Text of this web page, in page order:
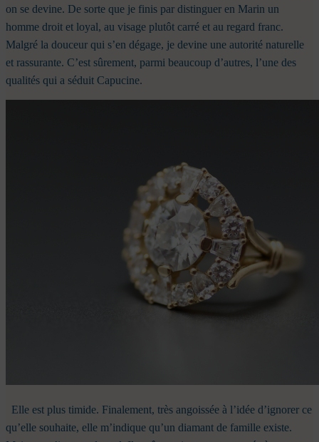
on se devine. De sorte que je finis par distinguer en Marin un
homme droit et loyal, au visage plutôt carré et au regard franc.
Malgré la douceur qui s’en dégage, je devine une autorité naturelle
et rassurante. C’est sûrement, parmi beaucoup d’autres, l’une des
qualités qui a séduit Capucine.
Elle est plus timide. Finalement, très angoissée à l’idée d’ignorer ce
qu’elle souhaite, elle m’indique qu’un diamant de famille existe.